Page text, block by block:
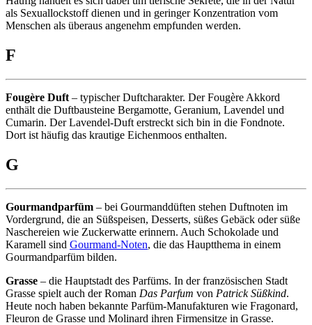
als Sexuallockstoff dienen und in geringer Konzentration vom
Menschen als überaus angenehm empfunden werden.
F
Fougère Duft – typischer Duftcharakter. Der Fougère Akkord
enthält die Duftbausteine Bergamotte, Geranium, Lavendel und
Cumarin. Der Lavendel-Duft erstreckt sich bin in die Fondnote.
Dort ist häufig das krautige Eichenmoos enthalten.
G
Gourmandparfüm – bei Gourmanddüften stehen Duftnoten im
Vordergrund, die an Süßspeisen, Desserts, süßes Gebäck oder süße
Naschereien wie Zuckerwatte erinnern. Auch Schokolade und
Karamell sind Gourmand-Noten, die das Hauptthema in einem
Gourmandparfüm bilden.
Grasse – die Hauptstadt des Parfüms. In der französischen Stadt
Grasse spielt auch der Roman Das Parfum von Patrick Süßkind.
Heute noch haben bekannte Parfüm-Manufakturen wie Fragonard,
Fleuron de Grasse und Molinard ihren Firmensitze in Grasse.